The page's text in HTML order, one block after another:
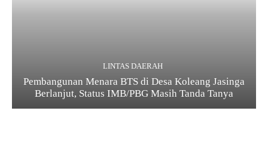
LINTAS DAERAH
Pembangunan Menara BTS di Desa Koleang Jasinga
Berlanjut, Status IMB/PBG Masih Tanda Tanya